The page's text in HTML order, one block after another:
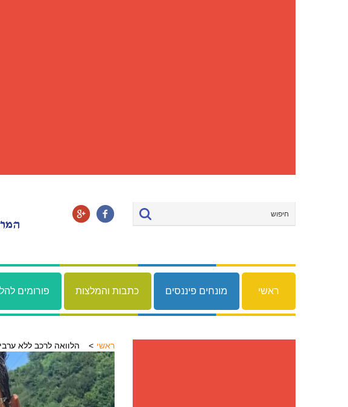
ראשי מונחים פיננסים כתבות והמלצות פורומים
ראשי הלוואה לרכב ללא ערבים: 5 אופציות הכי זולות